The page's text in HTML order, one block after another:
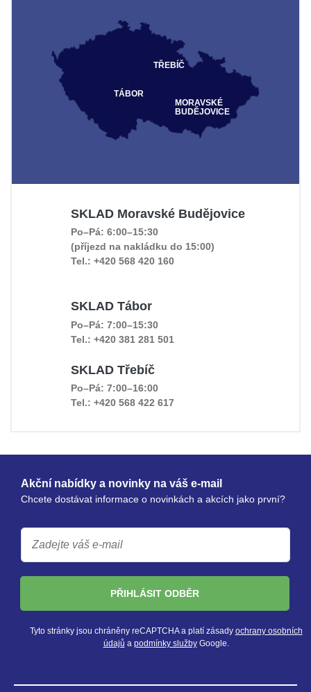
MORAVSKÉ
BUDĚJOVICE
TÁBOR
TŘEBÍČ
SKLAD Moravské Budějovice
Po–Pá: 6:00–15:30
(příjezd na nakládku do 15:00)
Tel.: +420 568 420 160
SKLAD Tábor
Po–Pá: 7:00–15:30
Tel.: +420 381 281 501
SKLAD Třebíč
Po–Pá: 7:00–16:00
Tel.: +420 568 422 617
Akční nabídky a novinky na váš e-mail
Chcete dostávat informace o novinkách a akcích jako první?
PŘIHLÁSIT ODBĚR
Tyto stránky jsou chráněny reCAPTCHA a platí zásady ochrany osobních
údajů a podmínky službyGoogle.